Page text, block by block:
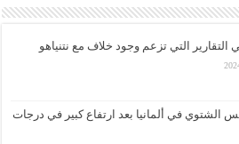
التقارير التي تزعم وجود خلاف مع نتنياهو
الشتوي في ألمانيا بعد ارتفاع كبير في درجات